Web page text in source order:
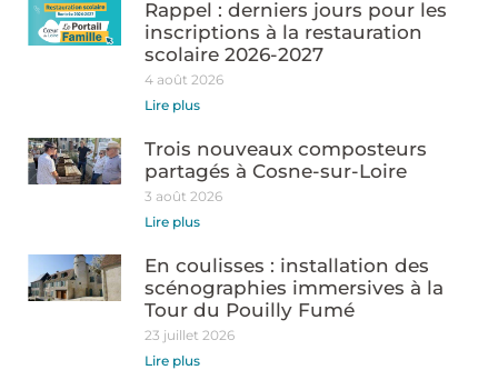
Rappel : derniers jours pour les
inscriptions à la restauration
scolaire 2026-2027
4 août 2026
Lire plus
Trois nouveaux composteurs
partagés à Cosne-sur-Loire
3 août 2026
Lire plus
En coulisses : installation des
scénographies immersives à la
Tour du Pouilly Fumé
23 juillet 2026
Lire plus